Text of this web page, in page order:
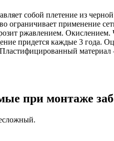
собой плетение из
ограничивает применение
ржавлением.
придется каждые 3 года.
материал
при монтаже